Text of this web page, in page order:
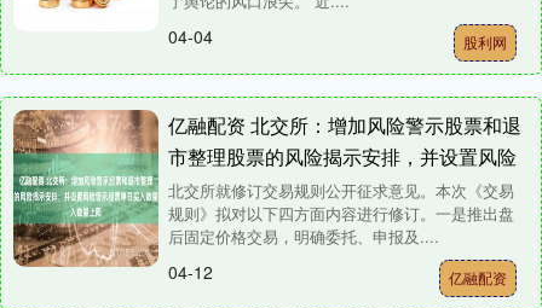
04-04 股利网
亿融配资 北交所：增加风险警示股票和退
市整理股票的风险揭示安排，并设置风险
警示股票单日买入数量上限
北交所就修订交易规则公开征求意见。本次《交易
规则》拟对以下四方面内容进行修订。一是推出盘
后固定价格交易，明确委托、申报及....
04-12 亿融配资